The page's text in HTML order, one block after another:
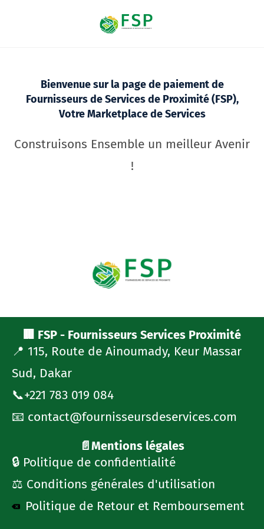
Bienvenue sur la page de paiement de
Fournisseurs de Services de Proximité (FSP),
Votre Marketplace de Services
Construisons Ensemble un meilleur Avenir
!
🏢 FSP - Fournisseurs Services Proximité
📍 115, Route de Ainoumady, Keur Massar
Sud, Dakar
📞+221 783 019 084
📧 contact@fournisseursdeservices.com
📄Mentions légales
🔒 Politique de confidentialité
⚖️ Conditions générales d'utilisation
Politique de Retour et Remboursement